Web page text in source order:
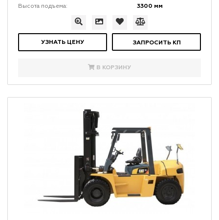
Высота подъема: 3300 мм
УЗНАТЬ ЦЕНУ ЗАПРОСИТЬ КП
В КОРЗИНУ